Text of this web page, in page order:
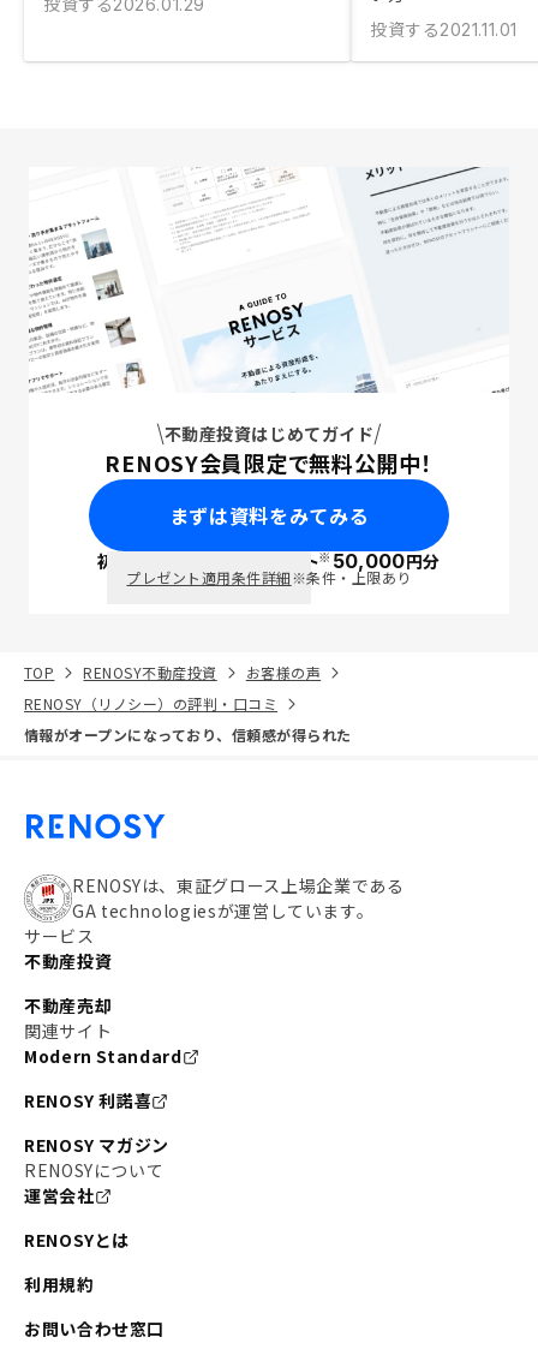
2026.01.29
投資する2021.11.01
不動産投資はじめてガイド
RENOSY会員限定で無料公開中！
まずは資料をみてみる
初回面談で ポイント※50,000円分
プレゼント適用条件詳細※条件・上限あり
TOP RENOSY不動産投資
お客様の声
RENOSY（リノシー）の評判・口コミ
情報がオープンになっており、信頼感が得られた
RENOSYは、東証グロース上場企業である
GA technologiesが運営しています。
サービス
不動産投資
不動産売却
関連サイト
Modern Standard
RENOSY 利諾喜
RENOSY マガジン
RENOSYについて
運営会社
RENOSYとは
利用規約
お問い合わせ窓口